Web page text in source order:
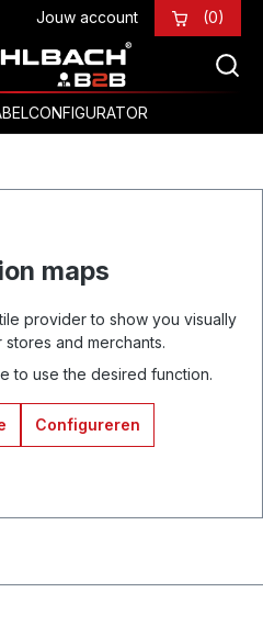
Jouw account (0)
maps
provider to show you visually
and merchants.
to use the desired function.
Configureren